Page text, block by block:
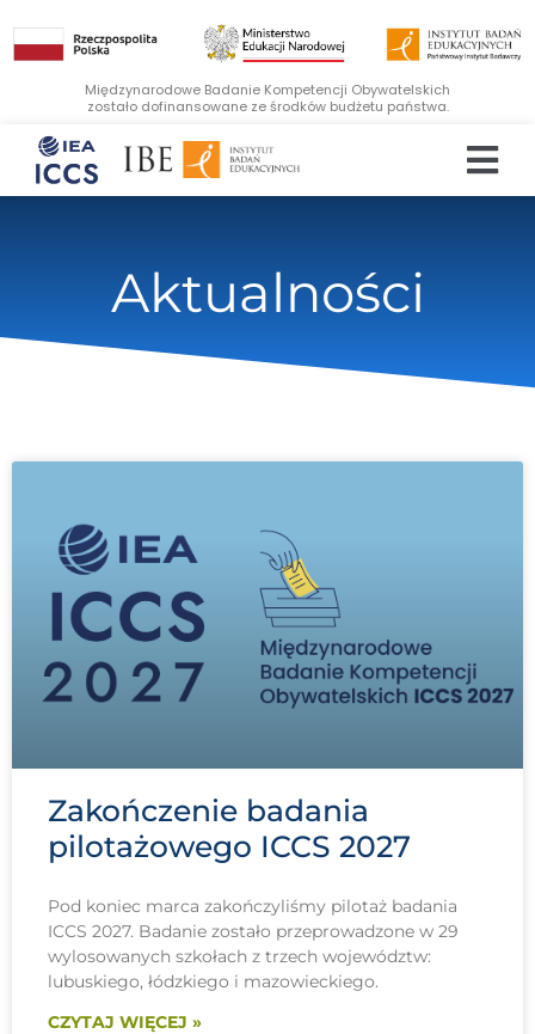
Międzynarodowe Badanie Kompetencji Obywatelskich
zostało dofinansowane ze środków budżetu państwa.
Aktualności
Zakończenie badania
pilotażowego ICCS 2027
Pod koniec marca zakończyliśmy pilotaż badania
ICCS 2027. Badanie zostało przeprowadzone w 29
wylosowanych szkołach z trzech województw:
lubuskiego, łódzkiego i mazowieckiego.
CZYTAJ WIĘCEJ »